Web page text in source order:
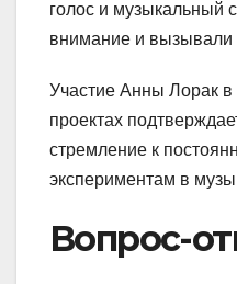
голос и музыкальный
внимание и вызывали
Участие Анны Лорак
проектах
стремление к
экспериментам в
Вопрос-